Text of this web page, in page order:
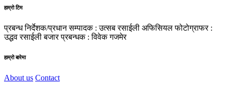
हाम्रो टिम
प्रबन्ध निर्देशक/प्रधान सम्पादक : उत्सब रसाईली अफिसियल फोटोग्राफर :
उद्धव रसाईली बजार प्रबन्धक : विवेक गजमेर
हाम्रो बारेमा
About us Contact